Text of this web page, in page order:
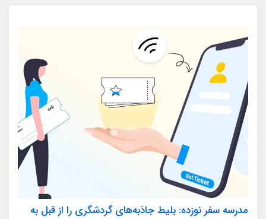
مدرسه سفر نوزده: بلیط‌ جاذبه‌های گردشگری را از قبل به